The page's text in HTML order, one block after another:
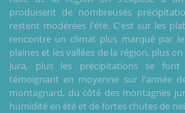
produisent de nombreuses
restent modérées l'été. C'est sur les
rencontre un climat plus marqué par
plaines et les vallées de la région, plus
Jura, plus les précipitations se font
témoignant en moyenne sur l'année
montagnard, du côté des montagnes
humidité en été et de fortes chutes de